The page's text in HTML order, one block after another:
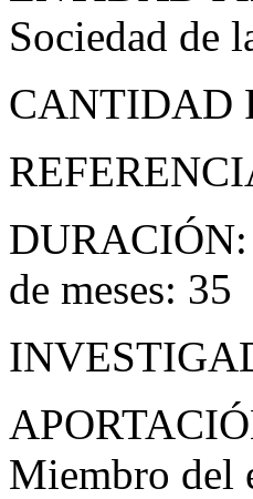
Sociedad de
CANTIDAD
DURACIÓN:
de meses: 35
Miembro del